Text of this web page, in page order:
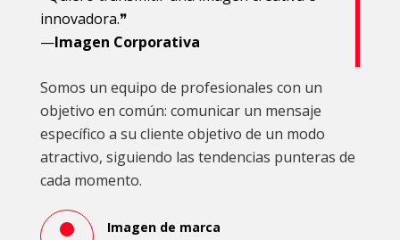
innovadora.❞
—Imagen Corporativa
Somos un equipo de profesionales con un
objetivo en común: comunicar un mensaje
específico a su cliente objetivo de un modo
atractivo, siguiendo las tendencias punteras de
cada momento.
Imagen de marca